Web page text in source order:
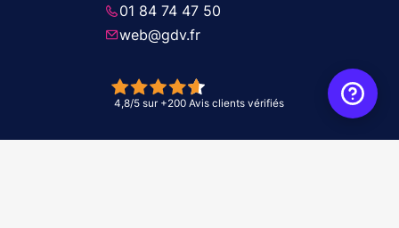
01 84 74 47 50
web@gdv.fr